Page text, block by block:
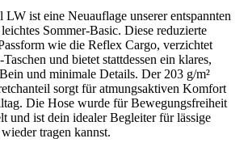
ist eine Neuauflage unserer entspannten
Sommer-Basic. Diese reduzierte
wie die Reflex Cargo, verzichtet
und bietet stattdessen ein klares,
und minimale Details. Der 203 g/m²
sorgt für atmungsaktiven Komfort
Die Hose wurde für Bewegungsfreiheit
und ist dein idealer Begleiter für lässige
tragen kannst.